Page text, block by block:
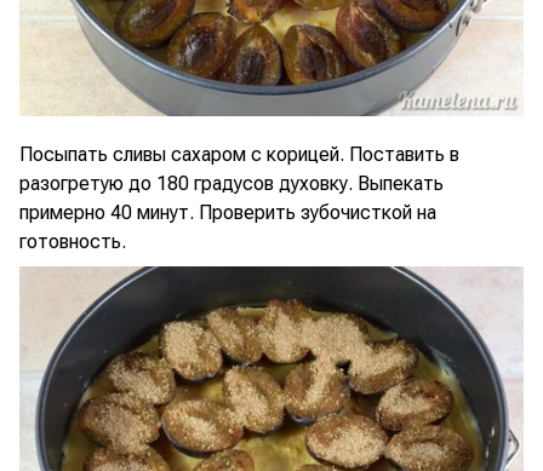
Посыпать сливы сахаром с корицей. Поставить в
разогретую до 180 градусов духовку. Выпекать
примерно 40 минут. Проверить зубочисткой на
готовность.